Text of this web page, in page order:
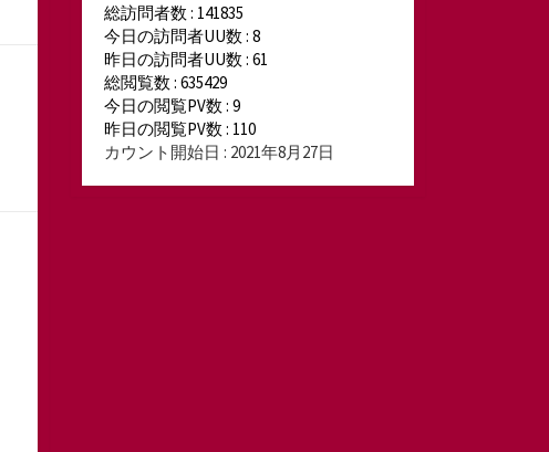
総訪問者数 : 141835
今日の訪問者UU数 : 8
昨日の訪問者UU数 : 61
総閲覧数 : 635429
今日の閲覧PV数 : 9
昨日の閲覧PV数 : 110
カウント開始日 : 2021年8月27日